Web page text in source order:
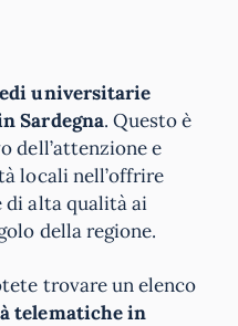
universitarie
Sardegna. Questo è
dell’attenzione e
locali nell’offrire
alta qualità ai
della regione.
trovare un elenco
telematiche in